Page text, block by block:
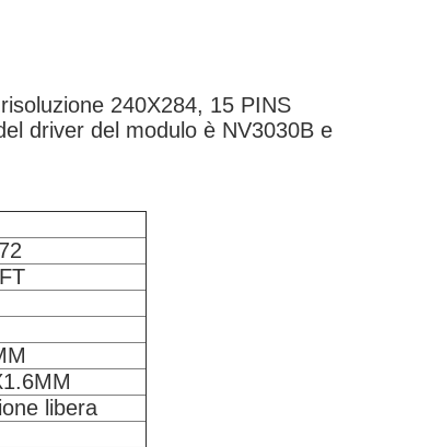
240X284, 15 PINS
driver del modulo è NV3030B e
libera